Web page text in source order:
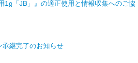
1g「JB」』の適正使用と情報収集へのご協
承継完了のお知らせ